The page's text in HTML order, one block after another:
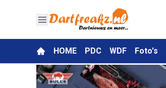
HOME PDC WDF Foto's